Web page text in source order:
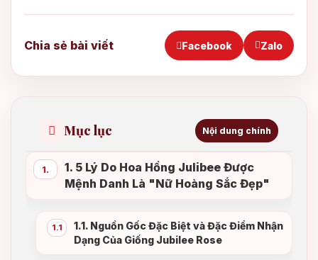
Chia sẻ bài viết Facebook Zalo
Mục lục Nội dung chính
1.
1. 5 Lý Do Hoa Hồng Julibee Được
Mệnh Danh Là "Nữ Hoàng Sắc Đẹp"
1.1
1.1. Nguồn Gốc Đặc Biệt và Đặc Điểm Nhận
Dạng Của Giống Jubilee Rose